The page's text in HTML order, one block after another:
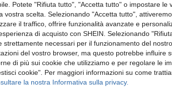
Risparmia 3.89€
-41% SHEIN Blusa da donna con scollo a V e maniche a cappuccio, tessuto confortevole, adatta per vacanze, uso quotidiano, casual, spiaggia, appuntamenti, feste, vacanze estive in città, versatile
5.59€ 9.48€
7
-3% Maglietta in puro cotone da donna per estate/autunno,
10.86€
Potete "Rifiuta tutto", "Accetta tutto" o impostare le
vostra scelta. Selezionando "Accetta tutto",
il traffico, offrire funzionalità avanzate e
di acquisto con SHEIN. Selezionando
strettamente necessari per il funzionamento del
del vostro browser, ma questo potrebbe influire
di più sui cookie che utilizziamo e per regolare le
cookie". Per maggiori informazioni su come
la nostra Informativa sulla privacy.